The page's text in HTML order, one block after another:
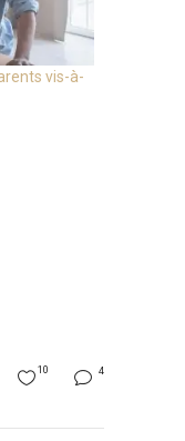
vis-à-
4
10